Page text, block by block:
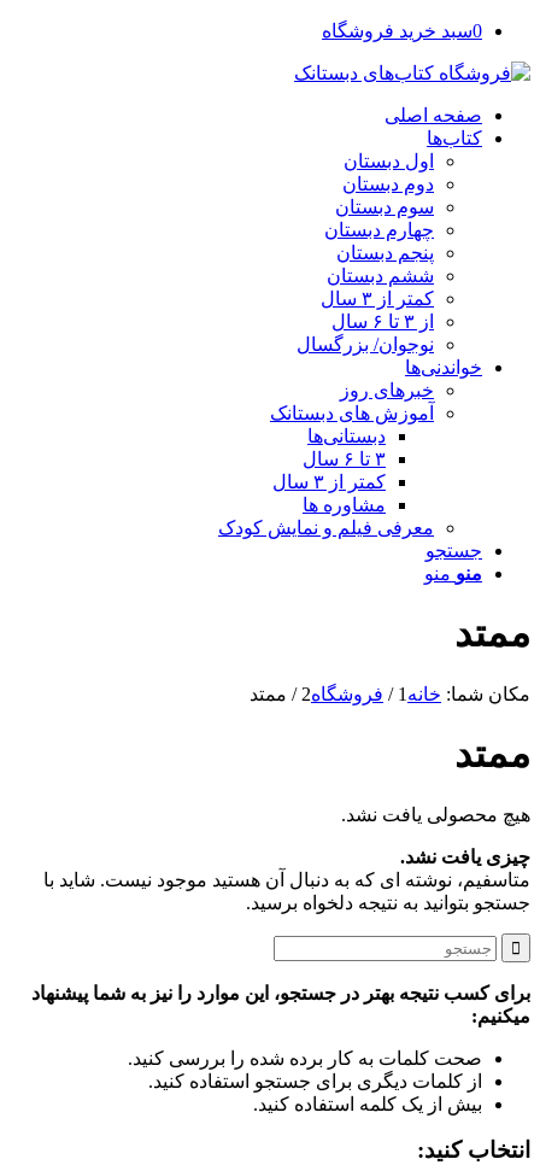
0سبد خرید فروشگاه
صفحه اصلی
کتاب‌ها
اول دبستان
دوم دبستان
سوم دبستان
چهارم دبستان
پنجم دبستان
ششم دبستان
کمتر از ۳ سال
از ۳ تا ۶ سال
نوجوان/ بزرگسال
خواندنی‌ها
خبرهای روز
آموزش های دبستانک
دبستانی‌ها
۳ تا ۶ سال
کمتر از ۳ سال
مشاوره ها
معرفی فیلم و نمایش کودک
جستجو
منو منو
ممتد
مکان شما: خانه 1
/ فروشگاه2
/ ممتد
ممتد
هیچ محصولی یافت نشد.
چیزی یافت نشد.
متاسفیم، نوشته ای که به دنبال آن هستید موجود نیست. شاید با
جستجو بتوانید به نتیجه دلخواه برسید.
برای کسب نتیجه بهتر در جستجو، این موارد را نیز به شما پیشنهاد
میکنیم:
صحت کلمات به کار برده شده را بررسی کنید.
از کلمات دیگری برای جستجو استفاده کنید.
بیش از یک کلمه استفاده کنید.
انتخاب کنید: